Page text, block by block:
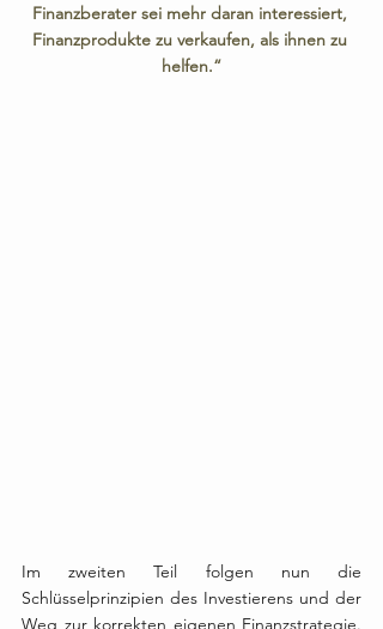
Finanzberater sei mehr daran interessiert,
Finanzprodukte zu verkaufen, als ihnen zu
helfen.“
Im zweiten Teil folgen nun die
Schlüsselprinzipien des Investierens und der
Weg zur korrekten eigenen Finanzstrategie.